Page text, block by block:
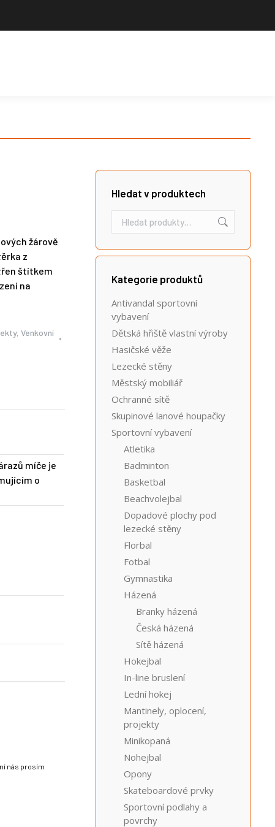
žárově
z
štítkem
na
,Venkovní
míče je
o
nás prosím
Hledat v produktech
Kategorie produktů
Antivandal sportovní
vybavení
Dětská hřiště vlastní výroby
Hasičské věže
Lezecké stěny
Městský mobiliář
Ochranné sítě
Skupinové lanové houpačky
Sportovní vybavení
Atletika
Badminton
Basketbal
Beachvolejbal
Dopadové plochy pod
lezecké stěny
Florbal
Fotbal
Gymnastika
Házená
Branky házená
Česká házená
Sítě házená
Hokejbal
In-line bruslení
Lední hokej
Mantinely, oplocení,
projekty
Minikopaná
Nohejbal
Opony
Skateboardové prvky
Sportovní podlahy a
povrchy